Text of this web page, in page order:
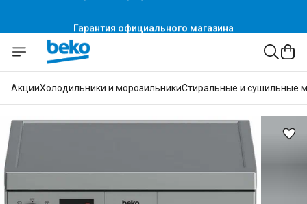
АкцииХолодильники и морозильникиСтиральные и сушильные